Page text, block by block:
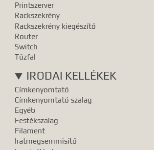
Printszerver
Rackszekrény
Rackszekrény kiegészítő
Router
Switch
Tűzfal
IRODAI KELLÉKEK
Címkenyomtató
Címkenyomtató szalag
Egyéb
Festékszalag
Filament
Iratmegsemmisítő